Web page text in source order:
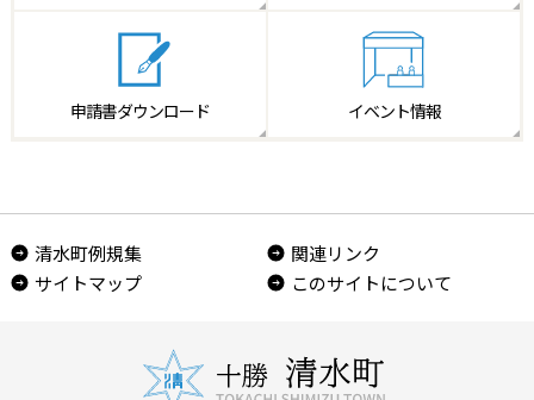
申請書ダウンロード イベント情報
清水町例規集
関連リンク
サイトマップ
このサイトについて